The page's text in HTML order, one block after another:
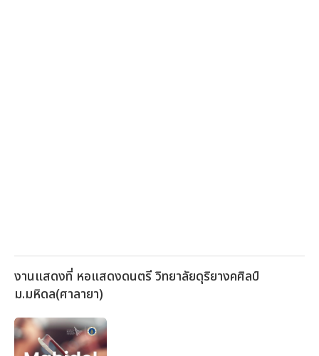
งานแสดงที่ หอแสดงดนตรี วิทยาลัยดุริยางคศิลป์
ม.มหิดล(ศาลายา)